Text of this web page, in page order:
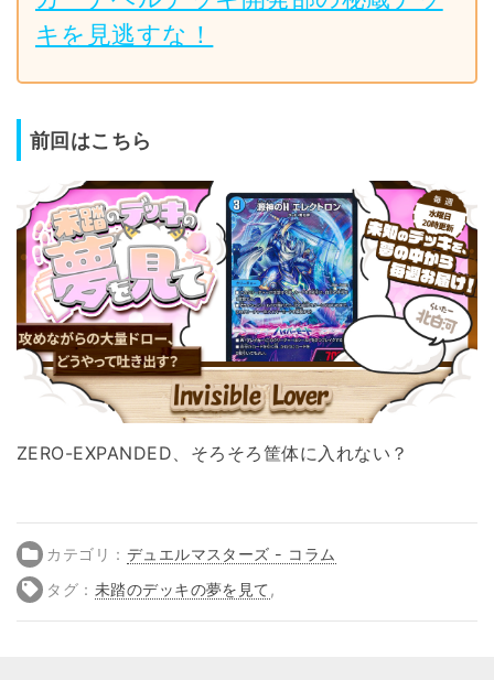
キを見逃すな！
前回はこちら
ZERO-EXPANDED、そろそろ筐体に入れない？
カテゴリ： デュエルマスターズ - コラム
タグ： 未踏のデッキの夢を見て ,